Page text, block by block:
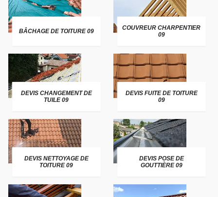
BÂCHAGE DE TOITURE 09
COUVREUR CHARPENTIER
09
DEVIS CHANGEMENT DE
TUILE 09
DEVIS FUITE DE TOITURE
09
DEVIS NETTOYAGE DE
TOITURE 09
DEVIS POSE DE
GOUTTIÈRE 09